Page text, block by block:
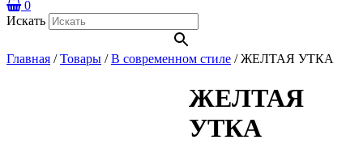
0
Искать
Главная /Товары /В современном стиле /ЖЕЛТАЯ УТКА
ЖЕЛТАЯ
УТКА